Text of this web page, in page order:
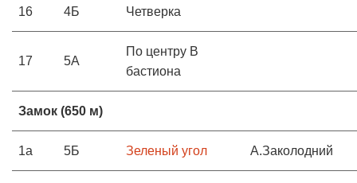
16 4Б Четверка
17 5А
По центру В
бастиона
Замок (650 м)
1а 5Б Зеленый угол А.Заколодний